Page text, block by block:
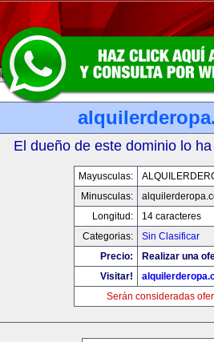
El dueño de este dominio lo
Mayusculas:
Minusculas:
Longitud:
14 caracteres
Categorias:
Sin Clasificar
Precio:
Realizar una
Visitar!
Serán consideradas